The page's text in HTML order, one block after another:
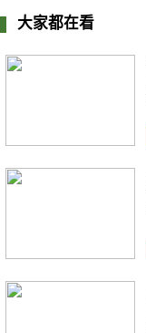
大家都在看